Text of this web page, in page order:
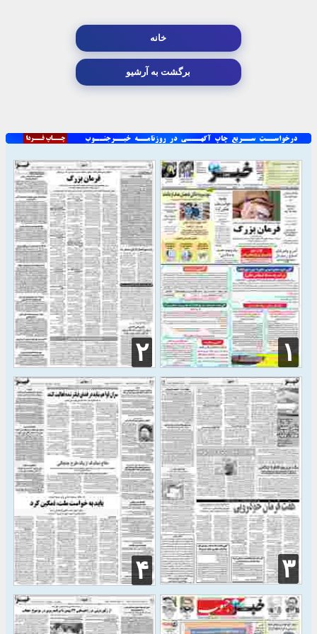
خانه
برگشت به آرشیو
۱ ۲
۳ ۴